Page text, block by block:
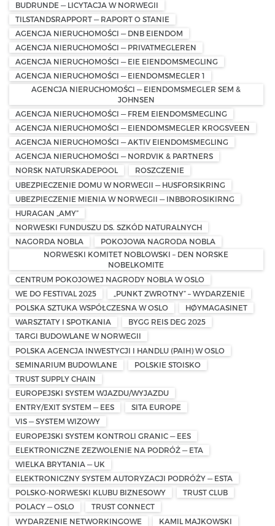
BUDRUNDE — LICYTACJA W NORWEGII
TILSTANDSRAPPORT — RAPORT O STANIE
AGENCJA NIERUCHOMOŚCI — DNB EIENDOM
AGENCJA NIERUCHOMOŚCI — PRIVATMEGLEREN
AGENCJA NIERUCHOMOŚCI — EIE EIENDOMSMEGLING
AGENCJA NIERUCHOMOŚCI — EIENDOMSMEGLER 1
AGENCJA NIERUCHOMOŚCI — EIENDOMSMEGLER SEM &
JOHNSEN
AGENCJA NIERUCHOMOŚCI — FREM EIENDOMSMEGLING
AGENCJA NIERUCHOMOŚCI — EIENDOMSMEGLER KROGSVEEN
AGENCJA NIERUCHOMOŚCI — AKTIV EIENDOMSMEGLING
AGENCJA NIERUCHOMOŚCI — NORDVIK & PARTNERS
NORSK NATURSKADEPOOL
ROSZCZENIE
UBEZPIECZENIE DOMU W NORWEGII — HUSFORSIKRING
UBEZPIECZENIE MIENIA W NORWEGII — INBBOROSIKIRNG
HURAGAN „AMY”
NORWESKI FUNDUSZU DS. SZKÓD NATURALNYCH
NAGORDA NOBLA
POKOJOWA NAGRODA NOBLA
NORWESKI KOMITET NOBLOWSKI – DEN NORSKE
NOBELKOMITE
CENTRUM POKOJOWEJ NAGRODY NOBLA W OSLO
WE DO FESTIVAL 2025
„PUNKT ZWROTNY” – WYDARZENIE
POLSKA SZTUKA WSPÓŁCZESNA W OSLO
HØYMAGASINET
WARSZTATY I SPOTKANIA
BYGG REIS DEG 2025
TARGI BUDOWLANE W NORWEGII
POLSKA AGENCJA INWESTYCJI I HANDLU (PAIH) W OSLO
SEMINARIUM BUDOWLANE
POLSKIE STOISKO
TRUST SUPPLY CHAIN
EUROPEJSKI SYSTEM WJAZDU/WYJAZDU
ENTRY/EXIT SYSTEM — EES
SITA EUROPE
VIS — SYSTEM WIZOWY
EUROPEJSKI SYSTEM KONTROLI GRANIC — EES
ELEKTRONICZNE ZEZWOLENIE NA PODRÓŻ — ETA
WIELKA BRYTANIA — UK
ELEKTRONICZNY SYSTEM AUTORYZACJI PODRÓŻY — ESTA
POLSKO-NORWESKI KLUBU BIZNESOWY
TRUST CLUB
POLACY — OSLO
TRUST CONNECT
WYDARZENIE NETWORKINGOWE
KAMIL MAJKOWSKI